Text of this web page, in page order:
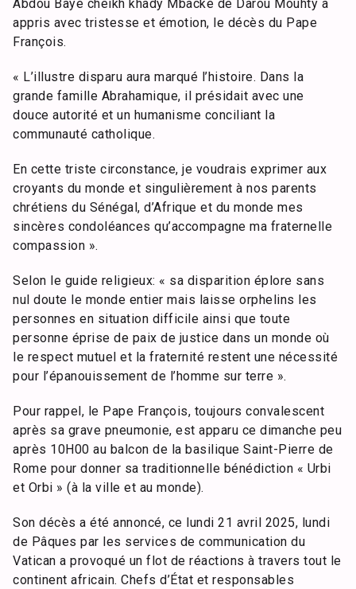
Abdou Baye cheikh khady Mbacké de Darou Mouhty a
appris avec tristesse et émotion, le décès du Pape
François.
« L’illustre disparu aura marqué l’histoire. Dans la
grande famille Abrahamique, il présidait avec une
douce autorité et un humanisme conciliant la
communauté catholique.
En cette triste circonstance, je voudrais exprimer aux
croyants du monde et singulièrement à nos parents
chrétiens du Sénégal, d’Afrique et du monde mes
sincères condoléances qu’accompagne ma fraternelle
compassion ».
Selon le guide religieux: « sa disparition éplore sans
nul doute le monde entier mais laisse orphelins les
personnes en situation difficile ainsi que toute
personne éprise de paix de justice dans un monde où
le respect mutuel et la fraternité restent une nécessité
pour l’épanouissement de l’homme sur terre ».
Pour rappel, le Pape François, toujours convalescent
après sa grave pneumonie, est apparu ce dimanche peu
après 10H00 au balcon de la basilique Saint-Pierre de
Rome pour donner sa traditionnelle bénédiction « Urbi
et Orbi » (à la ville et au monde).
Son décès a été annoncé, ce lundi 21 avril 2025, lundi
de Pâques par les services de communication du
Vatican a provoqué un flot de réactions à travers tout le
continent africain. Chefs d’État et responsables